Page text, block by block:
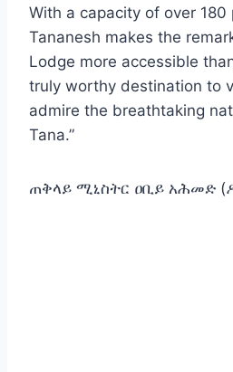
With a capacity of over 180
Tananesh makes the
Lodge more accessible
truly worthy destination to
admire the breathtaking
Tana.”
ጠቅላይ ሚኒስትር ዐቢይ አሕመድ